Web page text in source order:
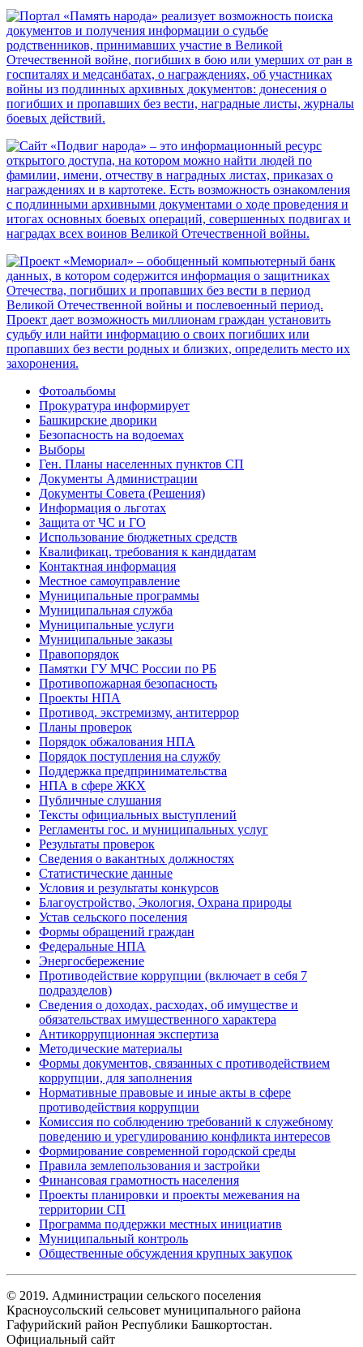
Фотоальбомы
Прокуратура информирует
Башкирские дворики
Безопасность на водоемах
Выборы
Ген. Планы населенных пунктов СП
Документы Администрации
Документы Совета (Решения)
Информация о льготах
Защита от ЧС и ГО
Использование бюджетных средств
Квалификац. требования к кандидатам
Контактная информация
Местное самоуправление
Муниципальные программы
Муниципальная служба
Муниципальные услуги
Муниципальные заказы
Правопорядок
Памятки ГУ МЧС России по РБ
Противопожарная безопасность
Проекты НПА
Противод. экстремизму, антитеррор
Планы проверок
Порядок обжалования НПА
Порядок поступления на службу
Поддержка предпринимательства
НПА в сфере ЖКХ
Публичные слушания
Тексты официальных выступлений
Регламенты гос. и муниципальных услуг
Результаты проверок
Сведения о вакантных должностях
Статистические данные
Условия и результаты конкурсов
Благоустройство, Экология, Охрана природы
Устав сельского поселения
Формы обращений граждан
Федеральные НПА
Энергосбережение
Противодействие коррупции (включает в себя 7
подразделов)
Сведения о доходах, расходах, об имуществе и
обязательствах имущественного характера
Антикоррупционная экспертиза
Методические материалы
Формы документов, связанных с противодействием
коррупции, для заполнения
Нормативные правовые и иные акты в сфере
противодействия коррупции
Комиссия по соблюдению требований к служебному
поведению и урегулированию конфликта интересов
Формирование современной городской среды
Правила землепользования и застройки
Финансовая грамотность населения
Проекты планировки и проекты межевания на
территории СП
Программа поддержки местных инициатив
Муниципальный контроль
Общественные обсуждения крупных закупок
© 2019. Администрации сельского поселения
Красноусольский сельсовет муниципального района
Гафурийский район Республики Башкортостан.
Официальный сайт